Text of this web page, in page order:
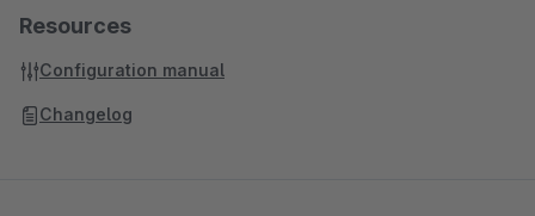
Resources
Configuration manual
Changelog